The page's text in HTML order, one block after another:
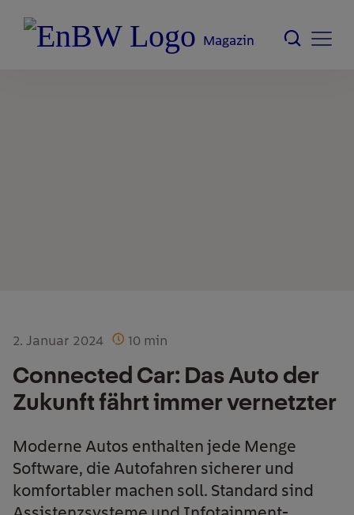
Magazin
2. Januar 2024 10 min
Connected Car: Das Auto der
Zukunft fährt immer vernetzter
Moderne Autos enthalten jede Menge
Software, die Autofahren sicherer und
komfortabler machen soll. Standard sind